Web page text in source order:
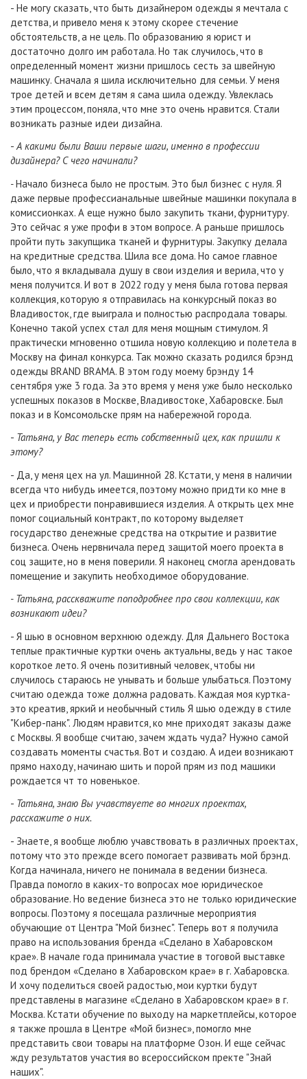
- Не могу сказать, что быть дизайнером одежды я мечтала с
детства, и привело меня к этому скорее стечение
обстоятельств, а не цель. По образованию я юрист и
достаточно долго им работала. Но так случилось, что в
определенный момент жизни пришлось сесть за швейную
машинку. Сначала я шила исключительно для семьи. У меня
трое детей и всем детям я сама шила одежду. Увлеклась
этим процессом, поняла, что мне это очень нравится. Стали
возникать разные идеи дизайна.
-А какими были Ваши первые шаги, именно в профессии
дизайнера? С чего начинали?
-Начало бизнеса было не простым. Это был бизнес с нуля. Я
даже первые профессианальные швейные машинки покупала в
комиссионках. А еще нужно было закупить ткани, фурнитуру.
Это сейчас я уже профи в этом вопросе. А раньше пришлось
пройти путь закупщика тканей и фурнитуры. Закупку делала
на кредитные средства. Шила все дома. Но самое главное
было, что я вкладывала душу в свои изделия и верила, что у
меня получится. И вот в 2022 году у меня была готова первая
коллекция, которую я отправилась на конкурсный показ во
Владивосток, где выиграла и полностью распродала товары.
Конечно такой успех стал для меня мощным стимулом. Я
практически мгновенно отшила новую коллекцию и полетела в
Москву на финал конкурса. Так можно сказать родился брэнд
одежды BRAND BRAMA. В этом году моему брэнду 14
сентября уже 3 года. За это время у меня уже было несколько
успешных показов в Москве, Владивостоке, Хабаровске. Был
показ и в Комсомольске прям на набережной города.
- Татьяна, у Вас теперь есть собственный цех, как пришли к
этому?
- Да, у меня цех на ул. Машинной 28. Кстати, у меня в наличии
всегда что нибудь имеется, поэтому можно придти ко мне в
цех и приобрести понравившиеся изделия. А открыть цех мне
помог социальный контракт, по которому выделяет
государство денежные средства на открытие и развитие
бизнеса. Очень нервничала перед защитой моего проекта в
соц защите, но в меня поверили. Я наконец смогла арендовать
помещение и закупить необходимое оборудование.
- Татьяна, расскважите поподробнее про свои коллекции, как
возникают идеи?
- Я шью в основном верхнюю одежду. Для Дальнего Востока
теплые практичные куртки очень актуальны, ведь у нас такое
короткое лето. Я очень позитивный человек, чтобы ни
случилось стараюсь не унывать и больше улыбаться. Поэтому
считаю одежда тоже должна радовать. Каждая моя куртка-
это креатив, яркий и необычный стиль Я шью одежду в стиле
"Кибер-панк". Людям нравится, ко мне приходят заказы даже
с Москвы. Я вообще считаю, зачем ждать чуда? Нужно самой
создавать моменты счастья. Вот и создаю. А идеи возникают
прямо находу, начинаю шить и порой прям из под машики
рождается чт то новенькое.
- Татьяна, знаю Вы учавствуете во многих проектах,
расскажите о них.
- Знаете, я вообще люблю учавствовать в различных проектах,
потому что это прежде всего помогает развивать мой брэнд.
Когда начинала, ничего не понимала в ведении бизнеса.
Правда помогло в каких-то вопросах мое юридическое
образование. Но ведение бизнеса это не только юридические
вопросы. Поэтому я посещала различные мероприятия
обучающие от Центра "Мой бизнес". Теперь вот я получила
право на использования бренда «Сделано в Хабаровском
крае». В начале года принимала участие в тоговой выставке
под брендом «Сделано в Хабаровском крае» в г. Хабаровска.
И хочу поделиться своей радостью, мои куртки будут
представлены в магазине «Сделано в Хабаровском крае» в г.
Москва. Кстати обучение по выходу на маркетплейсы, которое
я также прошла в Центре «Мой бизнес», помогло мне
представить свои товары на платформе Озон. И еще сейчас
жду результатов участия во всероссийском пректе "Знай
наших".